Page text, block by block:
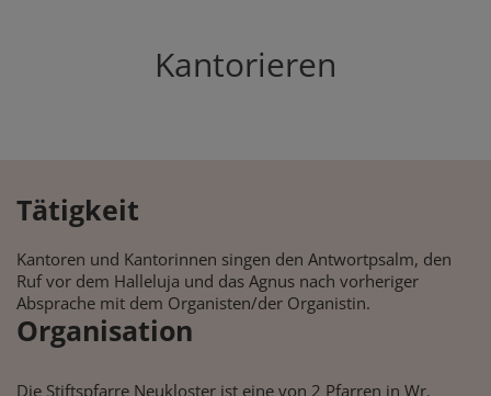
Kantorieren
Tätigkeit
Kantoren und Kantorinnen singen den Antwortpsalm, den
Ruf vor dem Halleluja und das Agnus nach vorheriger
Absprache mit dem Organisten/der Organistin.
Organisation
Die Stiftspfarre Neukloster ist eine von 2 Pfarren in Wr.